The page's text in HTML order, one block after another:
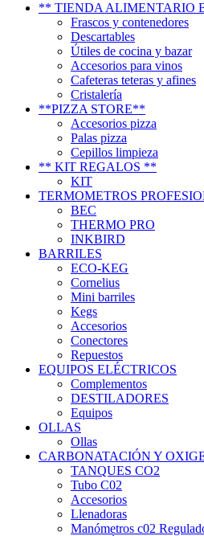
** TIENDA ALIMENTARIO
Frascos y contenedores
Descartables
Útiles de cocina y bazar
Accesorios para vinos
Cafeteras teteras y afines
Cristalería
**PIZZA STORE**
Accesorios pizza
Palas pizza
Cepillos limpieza
** KIT REGALOS **
KIT
TERMOMETROS
BEC
THERMO PRO
INKBIRD
BARRILES
ECO-KEG
Cornelius
Mini barriles
Kegs
Accesorios
Conectores
Repuestos
EQUIPOS ELÉCTRICOS
Complementos
DESTILADORES
Equipos
OLLAS
Ollas
CARBONATACIÓN Y
TANQUES CO2
Tubo C02
Accesorios
Llenadoras
Manómetros c02